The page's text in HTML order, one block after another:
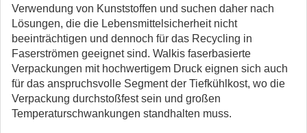
Verwendung von Kunststoffen und suchen daher nach
Lösungen, die die Lebensmittelsicherheit nicht
beeinträchtigen und dennoch für das Recycling in
Faserströmen geeignet sind. Walkis faserbasierte
Verpackungen mit hochwertigem Druck eignen sich auch
für das anspruchsvolle Segment der Tiefkühlkost, wo die
Verpackung durchstoßfest sein und großen
Temperaturschwankungen standhalten muss.